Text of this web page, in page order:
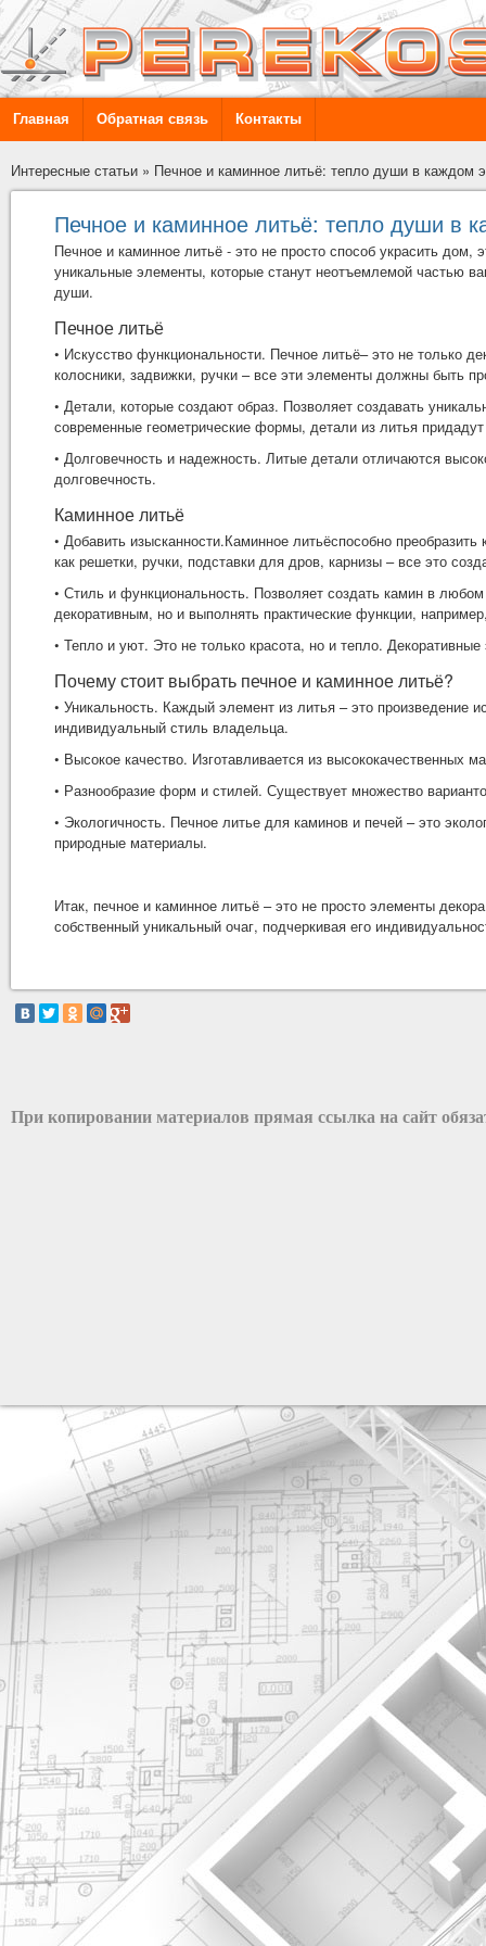
Главная Обратная связь Контакты
Интересные статьи » Печное и каминное литьё: тепло души в каждом
Печное и каминное литьё: тепло души в
Печное и каминное литьё - это не просто способ украсить
уникальные элементы, которые станут неотъемлемой частью
души.
Печное литьё
• Искусство функциональности. Печное литьё– это не только
колосники, задвижки, ручки – все эти элементы должны быть
• Детали, которые создают образ. Позволяет создавать
современные геометрические формы, детали из литья
• Долговечность и надежность. Литые детали отличаются
долговечность.
Каминное литьё
• Добавить изысканности.Каминное литьёспособно
как решетки, ручки, подставки для дров, карнизы – все это
• Стиль и функциональность. Позволяет создать камин в
декоративным, но и выполнять практические функции,
• Тепло и уют. Это не только красота, но и тепло.
Почему стоит выбрать печное и каминное литьё?
• Уникальность. Каждый элемент из литья – это произведение
индивидуальный стиль владельца.
• Высокое качество. Изготавливается из высококачественных
• Разнообразие форм и стилей. Существует множество
• Экологичность. Печное литье для каминов и печей – это
природные материалы.
Итак, печное и каминное литьё – это не просто элементы
собственный уникальный очаг, подчеркивая его
При копировании материалов прямая ссылка на сайт